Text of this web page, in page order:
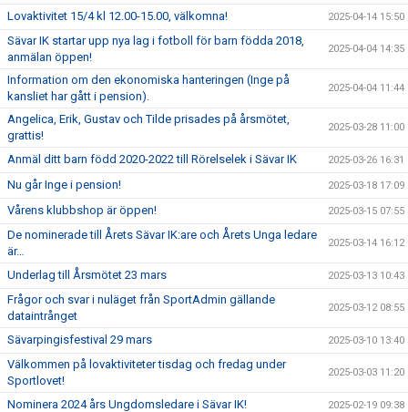
Lovaktivitet 15/4 kl 12.00-15.00, välkomna! 2025-04-14 15:50
Sävar IK startar upp nya lag i fotboll för barn födda 2018,
anmälan öppen!
2025-04-04 14:35
Information om den ekonomiska hanteringen (Inge på
kansliet har gått i pension).
2025-04-04 11:44
Angelica, Erik, Gustav och Tilde prisades på årsmötet,
grattis!
2025-03-28 11:00
Anmäl ditt barn född 2020-2022 till Rörelselek i Sävar IK 2025-03-26 16:31
Nu går Inge i pension! 2025-03-18 17:09
Vårens klubbshop är öppen! 2025-03-15 07:55
De nominerade till Årets Sävar IK:are och Årets Unga ledare
är…
2025-03-14 16:12
Underlag till Årsmötet 23 mars 2025-03-13 10:43
Frågor och svar i nuläget från SportAdmin gällande
dataintrånget
2025-03-12 08:55
Sävarpingisfestival 29 mars 2025-03-10 13:40
Välkommen på lovaktiviteter tisdag och fredag under
Sportlovet!
2025-03-03 11:20
Nominera 2024 års Ungdomsledare i Sävar IK! 2025-02-19 09:38